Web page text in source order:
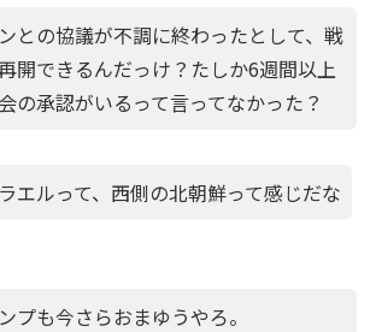
との協議が不調に終わったとして、戦
開できるんだっけ？たしか6週間以上
の承認がいるって言ってなかった？
エルって、西側の北朝鮮って感じだな
プも今さらおまゆうやろ。